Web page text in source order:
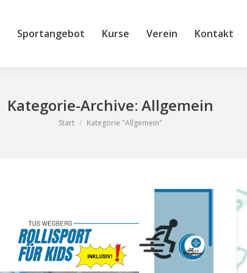
Sportangebot Kurse Verein Kontakt
Kategorie-Archive: Allgemein
Sie befinden sich hier:
Start Kategorie "Allgemein"